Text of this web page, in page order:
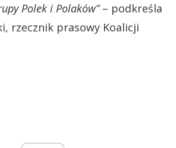
Polek i Polaków”– podkreśla
rzecznik prasowy Koalicji